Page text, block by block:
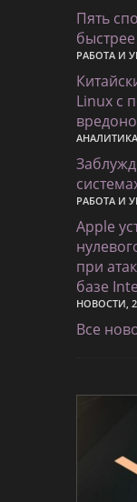
Пять
быстрее
РАБОТА И
Linux с
РАБОТА И
Apple
при
базе
НОВОСТИ,
Все